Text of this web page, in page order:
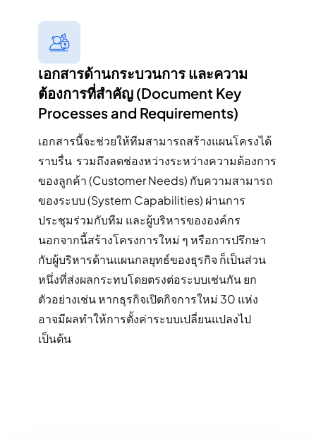
เอกสารด้านกระบวนการ และความ
ต้องการที่สำคัญ (Document Key
Processes and Requirements​)
เอกสารนี้จะช่วยให้ทีมสามารถสร้างแผนโครงได้
ราบรื่น รวมถึงลดช่องหว่างระหว่างความต้องการ
ของลูกค้า (Customer Needs) กับความสามารถ
ของระบบ (System Capabilities) ผ่านการ
ประชุมร่วมกับทีม และผู้บริหารขององค์กร
นอกจากนี้สร้างโครงการใหม่ ๆ หรือการปรึกษา
กับผู้บริหารด้านแผนกลยุทธ์ของธุรกิจ ก็เป็นส่วน
หนึ่งที่ส่งผลกระทบโดยตรงต่อระบบเช่นกัน ยก
ตัวอย่างเช่น หากธุรกิจเปิดกิจการใหม่ 30 แห่ง
อาจมีผลทำให้การตั้งค่าระบบเปลี่ยนแปลงไป
เป็นต้น